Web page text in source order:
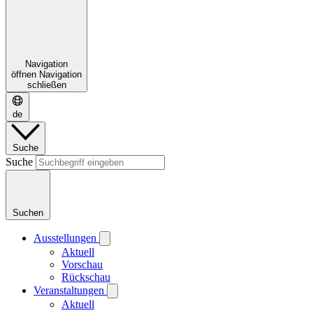
Navigation
öffnen Navigation
schließen
de
Suche
Suche
Suchen
Ausstellungen
Aktuell
Vorschau
Rückschau
Veranstaltungen
Aktuell